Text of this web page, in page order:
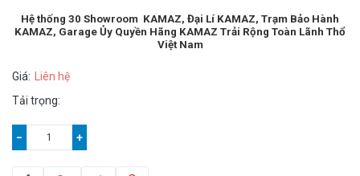
Hệ thống 30 Showroom KAMAZ, Đại Lí KAMAZ, Trạm Bảo Hành
KAMAZ, Garage Ủy Quyền Hãng KAMAZ Trải Rộng Toàn Lãnh Thổ
Việt Nam
Giá:
Liên hệ
Tải trọng:
− +